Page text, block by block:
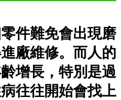
件難免會出現磨
廠維修。而人的
增長，特別是過
往往開始會找上